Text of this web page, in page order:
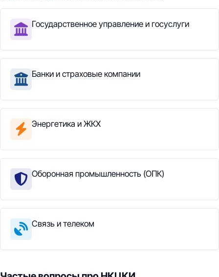
Государственное управление и госуслуги
Банки и страховые компании
Энергетика и ЖКХ
Оборонная промышленность (ОПК)
Связь и телеком